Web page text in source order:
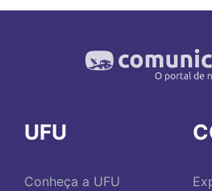
UFU
Conheça a UFU